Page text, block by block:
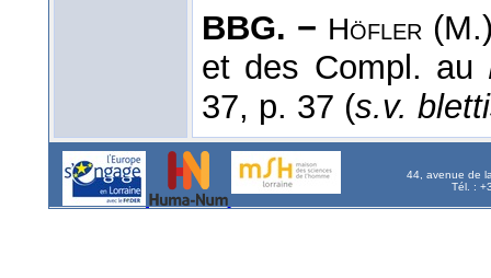
BBG. − Höfler
et des Compl. au
37, p. 37 (s.v.
44, avenue de
Tél. :